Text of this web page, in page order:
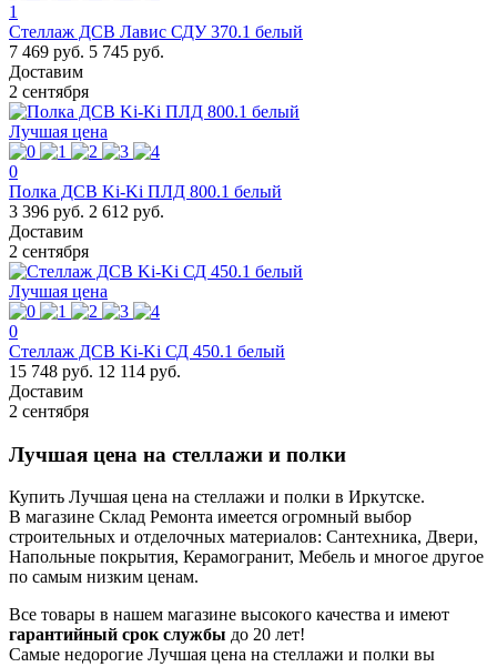
1
Стеллаж ДСВ Лавис СДУ 370.1 белый
7 469 руб. 5 745 руб.
Доставим
2 сентября
Лучшая цена
0
Полка ДСВ Ki-Ki ПЛД 800.1 белый
3 396 руб. 2 612 руб.
Доставим
2 сентября
Лучшая цена
0
Стеллаж ДСВ Ki-Ki СД 450.1 белый
15 748 руб. 12 114 руб.
Доставим
2 сентября
Лучшая цена на стеллажи и полки
Купить Лучшая цена на стеллажи и полки в Иркутске.
В магазине Склад Ремонта имеется огромный выбор
строительных и отделочных материалов: Сантехника, Двери,
Напольные покрытия, Керамогранит, Мебель и многое другое
по самым низким ценам.
Все товары в нашем магазине высокого качества и имеют
гарантийный срок службы до 20 лет!
Самые недорогие Лучшая цена на стеллажи и полки вы